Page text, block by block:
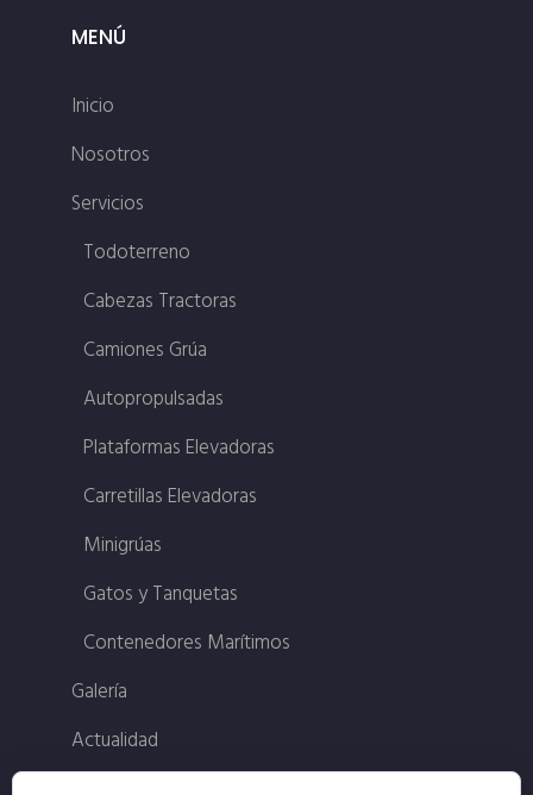
MENÚ
Inicio
Nosotros
Servicios
Todoterreno
Cabezas Tractoras
Camiones Grúa
Autopropulsadas
Plataformas Elevadoras
Carretillas Elevadoras
Minigrúas
Gatos y Tanquetas
Contenedores Marítimos
Galería
Actualidad